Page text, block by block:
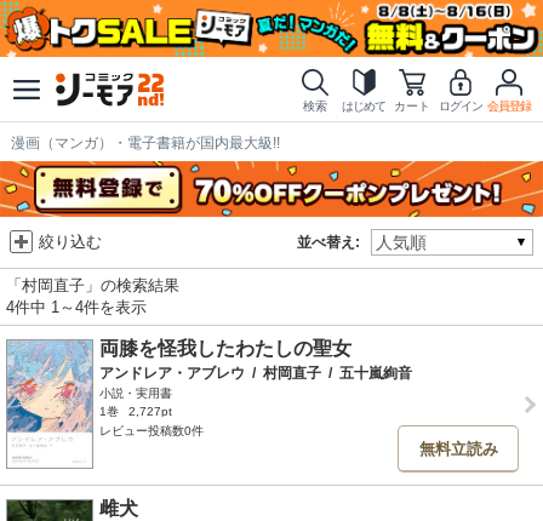
検索 はじめて カート ログイン 会員登録
漫画（マンガ）・電子書籍が国内最大級!!
並べ替え:
絞り込む
「村岡直子」の検索結果
4件中 1～4件を表示
両膝を怪我したわたしの聖女
アンドレア・アブレウ / 村岡直子 / 五十嵐絢音
小説・実用書
1巻
2,727pt
レビュー投稿数0件
無料立読み
雌犬